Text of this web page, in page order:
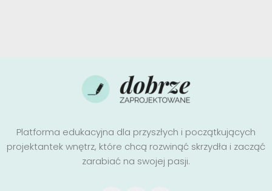
Lighting
Venenatis nam phasellus
Platforma edukacyjna dla przyszłych i początkujących
projektantek wnętrz, które chcą rozwinąć skrzydła i zacząć
zarabiać na swojej pasji.